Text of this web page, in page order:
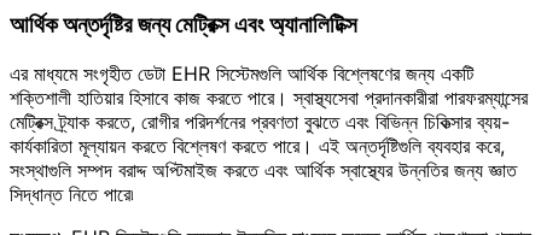
আর্থিক অন্তর্দৃষ্টির জন্য মেট্রিক্স এবং অ্যানালিটিক্স
এর মাধ্যমে সংগৃহীত ডেটা EHR সিস্টেমগুলি আর্থিক বিশ্লেষণের জন্য একটি
শক্তিশালী হাতিয়ার হিসাবে কাজ করতে পারে। স্বাস্থ্যসেবা প্রদানকারীরা পারফরম্যান্সের
মেট্রিক্স ট্র্যাক করতে, রোগীর পরিদর্শনের প্রবণতা বুঝতে এবং বিভিন্ন চিকিত্সার ব্যয়-
কার্যকারিতা মূল্যায়ন করতে বিশ্লেষণ করতে পারে। এই অন্তর্দৃষ্টিগুলি ব্যবহার করে,
সংস্থাগুলি সম্পদ বরাদ্দ অপ্টিমাইজ করতে এবং আর্থিক স্বাস্থ্যের উন্নতির জন্য জ্ঞাত
সিদ্ধান্ত নিতে পারে৷